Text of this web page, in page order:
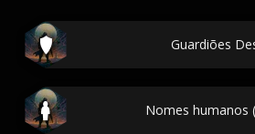
Guardiões
Nomes humanos